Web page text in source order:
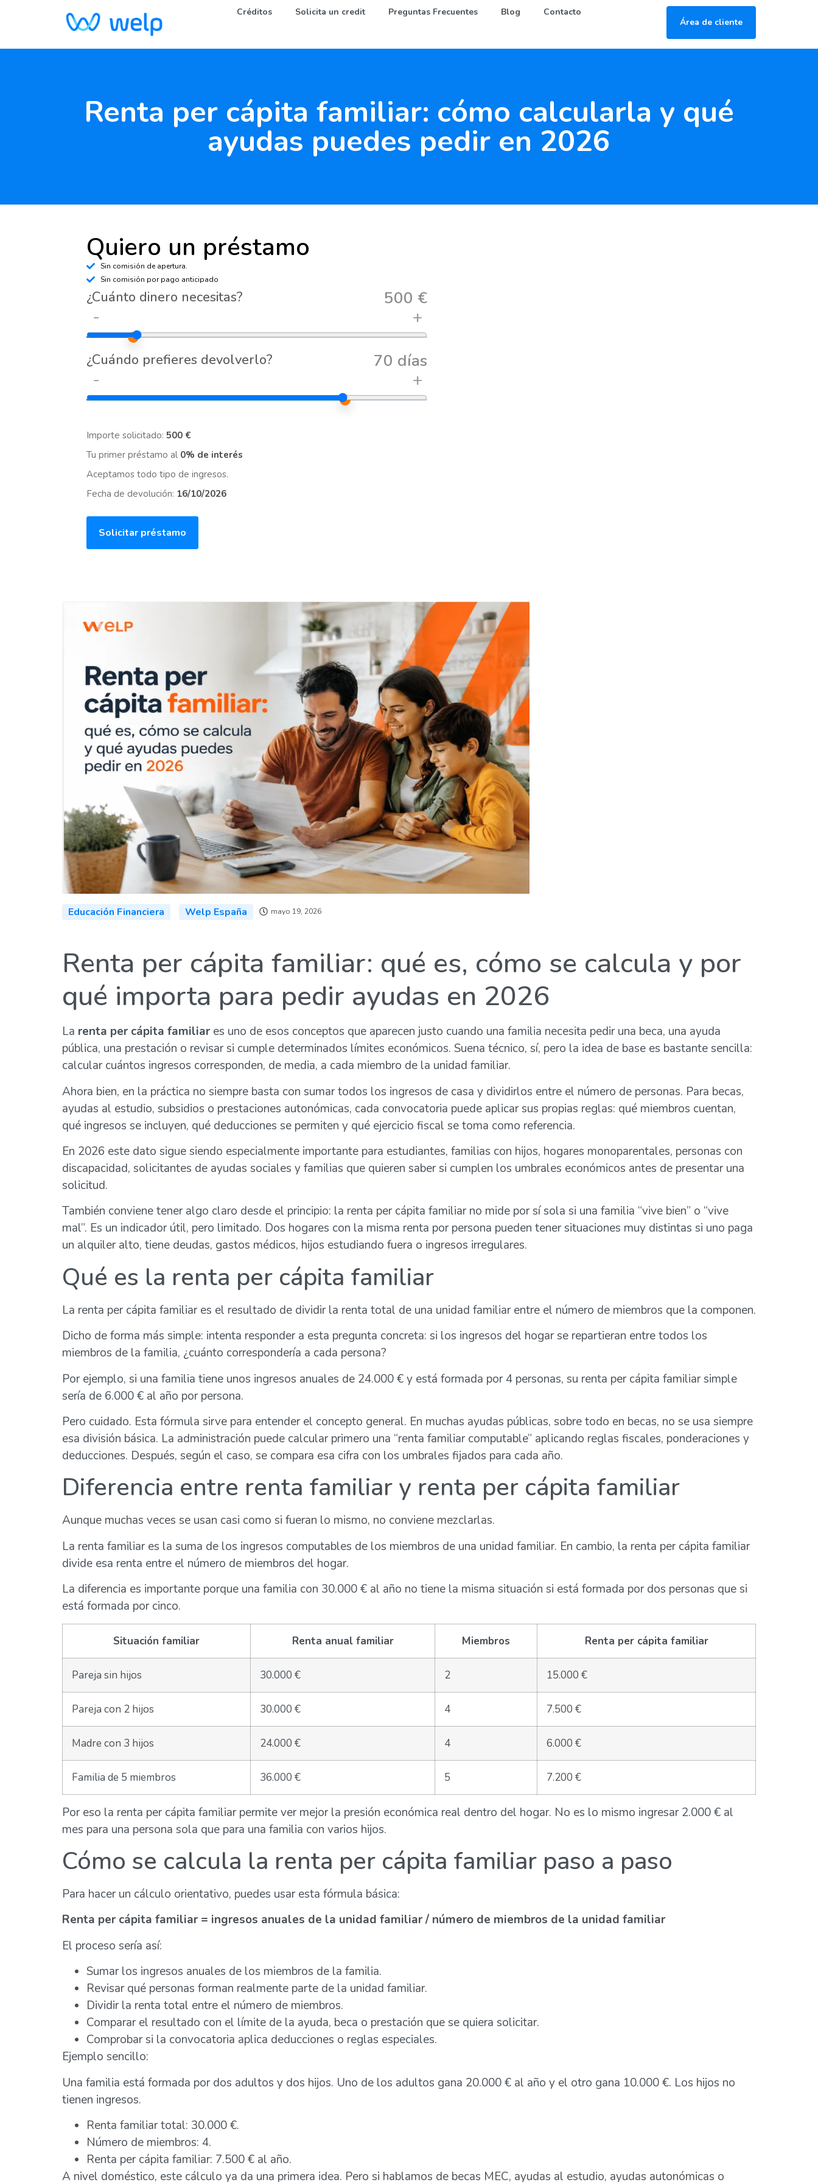
Créditos Solicita un credit Preguntas Frecuentes Blog
Contacto
Área de cliente
Renta per cápita familiar: cómo calcularla y qué
ayudas puedes pedir en 2026
Quiero un préstamo
Sin comisión de apertura.
Sin comisión por pago anticipado
¿Cuánto dinero necesitas? 500 €
- +
¿Cuándo prefieres devolverlo? 70 días
- +
Importe solicitado: 500 €
Tu primer préstamo al 0% de interés
Aceptamos todo tipo de ingresos.
Fecha de devolución: 16/10/2026
Solicitar préstamo
Educación Financiera Welp España mayo 19, 2026
Renta per cápita familiar: qué es, cómo se calcula y por
qué importa para pedir ayudas en 2026
La renta per cápita familiar es uno de esos conceptos que aparecen justo cuando una familia necesita pedir una beca, una ayuda
pública, una prestación o revisar si cumple determinados límites económicos. Suena técnico, sí, pero la idea de base es bastante sencilla:
calcular cuántos ingresos corresponden, de media, a cada miembro de la unidad familiar.
Ahora bien, en la práctica no siempre basta con sumar todos los ingresos de casa y dividirlos entre el número de personas. Para becas,
ayudas al estudio, subsidios o prestaciones autonómicas, cada convocatoria puede aplicar sus propias reglas: qué miembros cuentan,
qué ingresos se incluyen, qué deducciones se permiten y qué ejercicio fiscal se toma como referencia.
En 2026 este dato sigue siendo especialmente importante para estudiantes, familias con hijos, hogares monoparentales, personas con
discapacidad, solicitantes de ayudas sociales y familias que quieren saber si cumplen los umbrales económicos antes de presentar una
solicitud.
También conviene tener algo claro desde el principio: la renta per cápita familiar no mide por sí sola si una familia “vive bien” o “vive
mal”. Es un indicador útil, pero limitado. Dos hogares con la misma renta por persona pueden tener situaciones muy distintas si uno paga
un alquiler alto, tiene deudas, gastos médicos, hijos estudiando fuera o ingresos irregulares.
Qué es la renta per cápita familiar
La renta per cápita familiar es el resultado de dividir la renta total de una unidad familiar entre el número de miembros que la componen.
Dicho de forma más simple: intenta responder a esta pregunta concreta: si los ingresos del hogar se repartieran entre todos los
miembros de la familia, ¿cuánto correspondería a cada persona?
Por ejemplo, si una familia tiene unos ingresos anuales de 24.000 € y está formada por 4 personas, su renta per cápita familiar simple
sería de 6.000 € al año por persona.
Pero cuidado. Esta fórmula sirve para entender el concepto general. En muchas ayudas públicas, sobre todo en becas, no se usa siempre
esa división básica. La administración puede calcular primero una “renta familiar computable” aplicando reglas fiscales, ponderaciones y
deducciones. Después, según el caso, se compara esa cifra con los umbrales fijados para cada año.
Diferencia entre renta familiar y renta per cápita familiar
Aunque muchas veces se usan casi como si fueran lo mismo, no conviene mezclarlas.
La renta familiar es la suma de los ingresos computables de los miembros de una unidad familiar. En cambio, la renta per cápita familiar
divide esa renta entre el número de miembros del hogar.
La diferencia es importante porque una familia con 30.000 € al año no tiene la misma situación si está formada por dos personas que si
está formada por cinco.
Situación familiar Renta anual familiar Miembros Renta per cápita familiar
Pareja sin hijos 30.000 € 2 15.000 €
Pareja con 2 hijos 30.000 € 4 7.500 €
Madre con 3 hijos 24.000 € 4 6.000 €
Familia de 5 miembros 36.000 € 5 7.200 €
Por eso la renta per cápita familiar permite ver mejor la presión económica real dentro del hogar. No es lo mismo ingresar 2.000 € al
mes para una persona sola que para una familia con varios hijos.
Cómo se calcula la renta per cápita familiar paso a paso
Para hacer un cálculo orientativo, puedes usar esta fórmula básica:
Renta per cápita familiar = ingresos anuales de la unidad familiar / número de miembros de la unidad familiar
El proceso sería así:
Sumar los ingresos anuales de los miembros de la familia.
Revisar qué personas forman realmente parte de la unidad familiar.
Dividir la renta total entre el número de miembros.
Comparar el resultado con el límite de la ayuda, beca o prestación que se quiera solicitar.
Comprobar si la convocatoria aplica deducciones o reglas especiales.
Ejemplo sencillo:
Una familia está formada por dos adultos y dos hijos. Uno de los adultos gana 20.000 € al año y el otro gana 10.000 €. Los hijos no
tienen ingresos.
Renta familiar total: 30.000 €.
Número de miembros: 4.
Renta per cápita familiar: 7.500 € al año.
A nivel doméstico, este cálculo ya da una primera idea. Pero si hablamos de becas MEC, ayudas al estudio, ayudas autonómicas o